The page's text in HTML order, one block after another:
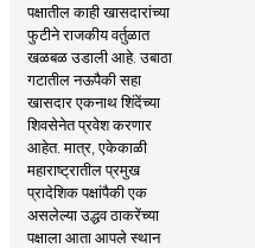
पक्षातील काही खासदारांच्या
फुटीने राजकीय वर्तुळात
खळबळ उडाली आहे. उबाठा
गटातील नऊपैकी सहा
खासदार एकनाथ शिंदेंच्या
शिवसेनेत प्रवेश करणार
आहेत. मात्र, एकेकाळी
महाराष्ट्रातील प्रमुख
प्रादेशिक पक्षांपैकी एक
असलेल्या उद्धव ठाकरेंच्या
पक्षाला आता आपले स्थान